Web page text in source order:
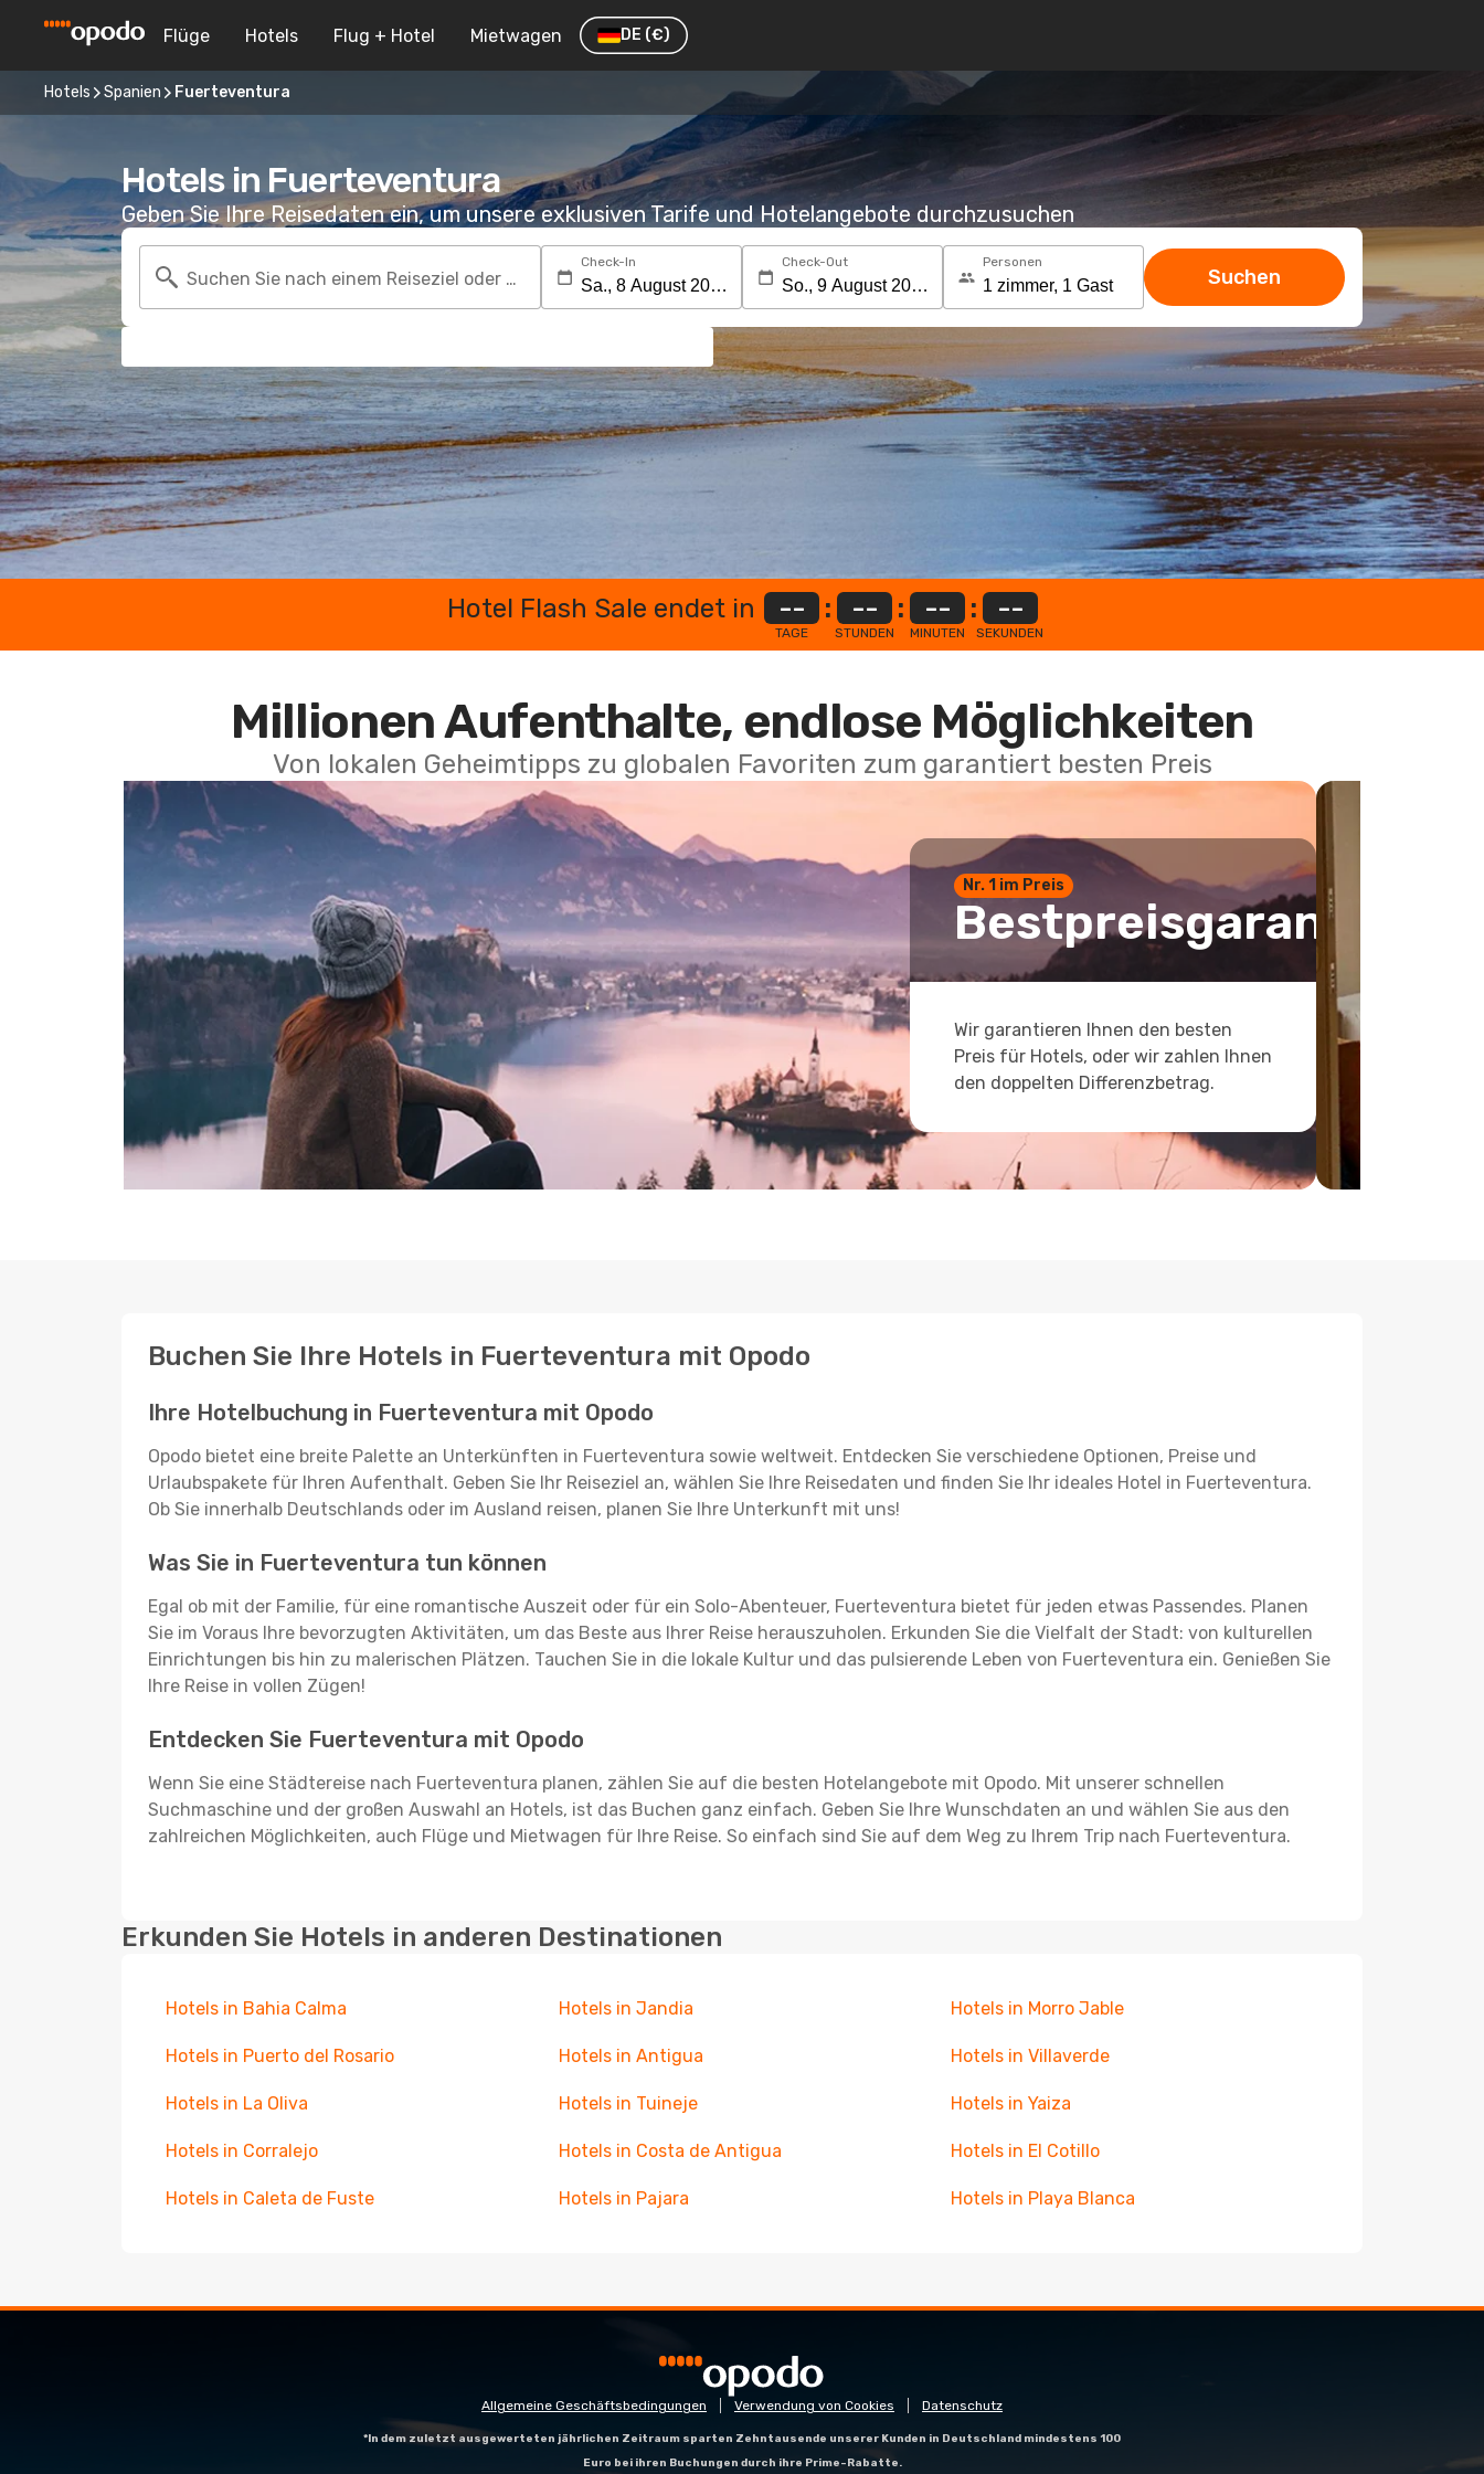
Flüge Hotels Flug + Hotel Mietwagen DE (€)
Hotels Spanien Fuerteventura
Hotels in Fuerteventura
Geben Sie Ihre Reisedaten ein, um unsere exklusiven Tarife und Hotelangebote durchzusuchen
Suchen Sie nach einem Reiseziel oder Hotel
Check-In Check-Out Personen
Suchen
Hotel Flash Sale endet in --
TAGE
: --
STUNDEN
: --
MINUTEN
: --
SEKUNDEN
Millionen Aufenthalte, endlose Möglichkeiten
Von lokalen Geheimtipps zu globalen Favoriten zum garantiert besten Preis
Nr. 1 im Preis
Bestpreisgarantie
Wir garantieren Ihnen den besten
Preis für Hotels, oder wir zahlen Ihnen
den doppelten Differenzbetrag.
Buchen Sie Ihre Hotels in Fuerteventura mit Opodo
Ihre Hotelbuchung in Fuerteventura mit Opodo
Opodo bietet eine breite Palette an Unterkünften in Fuerteventura sowie weltweit. Entdecken Sie verschiedene Optionen, Preise und
Urlaubspakete für Ihren Aufenthalt. Geben Sie Ihr Reiseziel an, wählen Sie Ihre Reisedaten und finden Sie Ihr ideales Hotel in Fuerteventura.
Ob Sie innerhalb Deutschlands oder im Ausland reisen, planen Sie Ihre Unterkunft mit uns!
Was Sie in Fuerteventura tun können
Egal ob mit der Familie, für eine romantische Auszeit oder für ein Solo-Abenteuer, Fuerteventura bietet für jeden etwas Passendes. Planen
Sie im Voraus Ihre bevorzugten Aktivitäten, um das Beste aus Ihrer Reise herauszuholen. Erkunden Sie die Vielfalt der Stadt: von kulturellen
Einrichtungen bis hin zu malerischen Plätzen. Tauchen Sie in die lokale Kultur und das pulsierende Leben von Fuerteventura ein. Genießen Sie
Ihre Reise in vollen Zügen!
Entdecken Sie Fuerteventura mit Opodo
Wenn Sie eine Städtereise nach Fuerteventura planen, zählen Sie auf die besten Hotelangebote mit Opodo. Mit unserer schnellen
Suchmaschine und der großen Auswahl an Hotels, ist das Buchen ganz einfach. Geben Sie Ihre Wunschdaten an und wählen Sie aus den
zahlreichen Möglichkeiten, auch Flüge und Mietwagen für Ihre Reise. So einfach sind Sie auf dem Weg zu Ihrem Trip nach Fuerteventura.
Erkunden Sie Hotels in anderen Destinationen
Hotels in Bahia Calma Hotels in Jandia Hotels in Morro Jable
Hotels in Puerto del Rosario Hotels in Antigua Hotels in Villaverde
Hotels in La Oliva Hotels in Tuineje Hotels in Yaiza
Hotels in Corralejo Hotels in Costa de Antigua Hotels in El Cotillo
Hotels in Caleta de Fuste Hotels in Pajara Hotels in Playa Blanca
Allgemeine Geschäftsbedingungen Verwendung von Cookies Datenschutz
*In dem zuletzt ausgewerteten jährlichen Zeitraum sparten Zehntausende unserer Kunden in Deutschland mindestens 100
Euro bei ihren Buchungen durch ihre Prime-Rabatte.